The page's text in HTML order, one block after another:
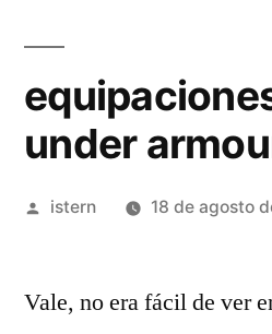
under
Publicado
istern 18 de agosto
Vale, no era fácil de ver